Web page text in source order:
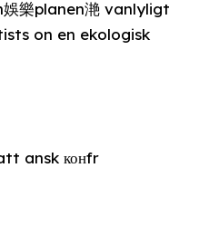
樂planen滟 vanlyligt
on en ekologisk
ansk конfr